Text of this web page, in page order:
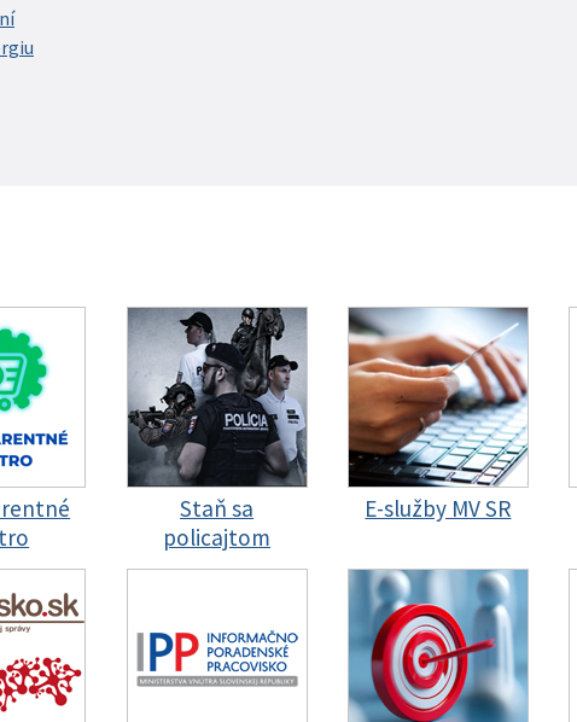
Staň sa
policajtom
E-služby MV SR